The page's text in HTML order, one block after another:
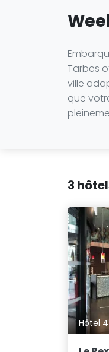
Tarbes
ville
que
3
Hôtel